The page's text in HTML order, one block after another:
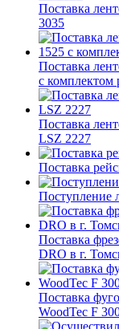
Поставка
3035
Поставка
с комплектом
Поставка
LSZ 2227
Поставка
Поступление
Поставка
DRO в г.
Поставка
WoodTec F